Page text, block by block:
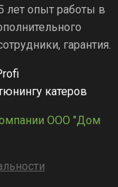
лет опыт работы в
гарантия.
катеров
ООО "Дом